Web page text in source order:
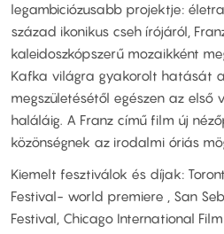
legambiciózusabb projektje:
század ikonikus cseh írójáról,
kaleidoszkópszerű mozaikként
Kafka világra gyakorolt hatását
megszületésétől egészen az első
haláláig. A Franz című film új
közönségnek az irodalmi óriás
Kiemelt fesztiválok és díjak:
Festival- world premiere , San
Festival, Chicago International